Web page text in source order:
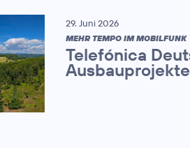
29. Juni 2026
MEHR TEMPO IM MOBILFUNK
Telefónica